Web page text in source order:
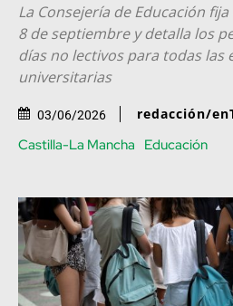
La Consejería de Educación
8 de septiembre y detalla los
días no lectivos para todas las
universitarias
03/06/2026 redacción/
Castilla-La Mancha Educación